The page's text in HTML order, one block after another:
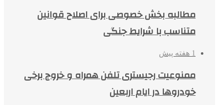
مطالبه بخش خصوصی برای اصلاح قوانین
متناسب با شرایط جنگی
1 هفته پیش
ممنوعیت رجیستری تلفن همراه و خروج برخی
خودروها در ایام اربعین